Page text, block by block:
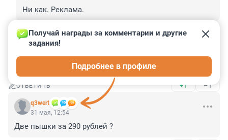
Ни как. Реклама.
ОТВЕТИТЬ –1
Гость
ОТВЕТИТЬ +1 –1
q3wert
Получай награды за комментарии и другие
задания!
Подробнее в профиле
31 мая, 12:54
Две пышки за 290 рублей ?